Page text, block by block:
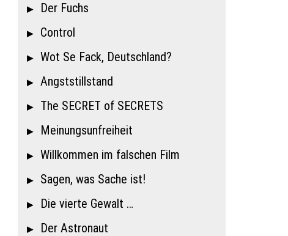
Der Fuchs
Control
Wot Se Fack, Deutschland?
Angststillstand
The SECRET of SECRETS
Meinungsunfreiheit
Willkommen im falschen Film
Sagen, was Sache ist!
Die vierte Gewalt …
Der Astronaut